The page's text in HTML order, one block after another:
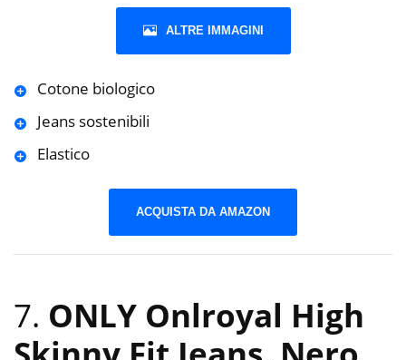
ALTRE IMMAGINI
Cotone biologico
Jeans sostenibili
Elastico
ACQUISTA DA AMAZON
7. ONLY Onlroyal High